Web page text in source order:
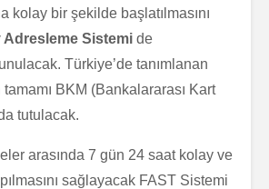
kolay bir şekilde başlatılmasını
Adresleme Sistemi de
Türkiye’de tanımlanan
BKM (Bankalararası Kart
tutulacak.
arasında 7 gün 24 saat kolay ve
sağlayacak FAST Sistemi